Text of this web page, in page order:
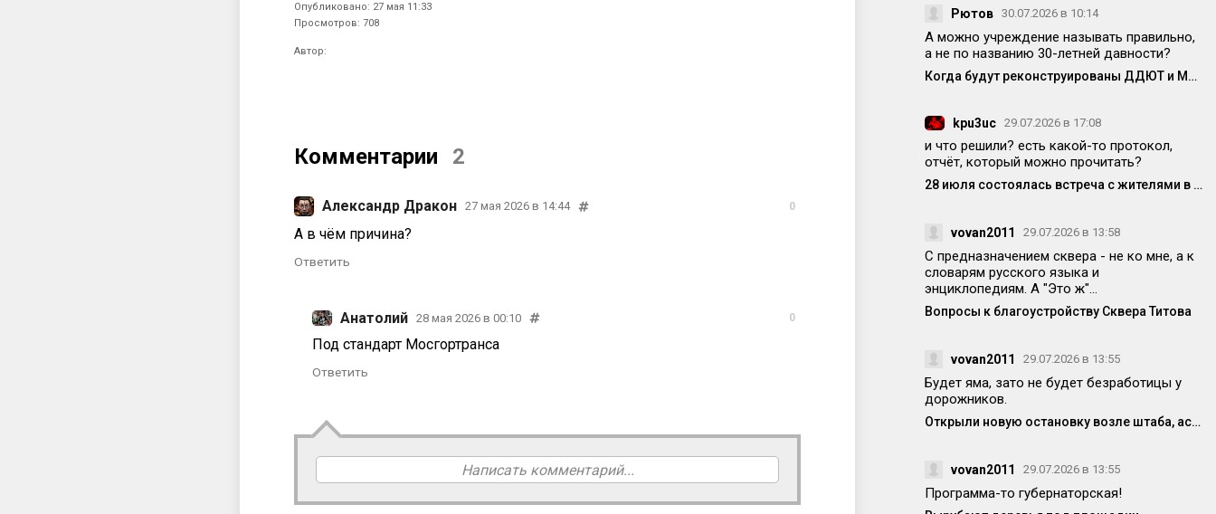
Опубликовано: 27 мая 11:33
Просмотров: 708
Автор:
Комментарии 2
Александр Дракон 27 мая 2026 в 14:44 0
А в чём причина?
Ответить
Анатолий 28 мая 2026 в 00:10 0
Под стандарт Мосгортранса
Ответить
Написать комментарий...
Рютов 30.07.2026 в 10:14
А можно учреждение называть правильно,
а не по названию 30-летней давности?
Когда будут реконструированы ДДЮТ и МЦ?
kpu3uc 29.07.2026 в 17:08
и что решили? есть какой-то протокол,
отчёт, который можно прочитать?
28 июля состоялась встреча с жителями в формате «выездной администрации»
vovan2011 29.07.2026 в 13:58
С предназначением сквера - не ко мне, а к
словарям русского языка и
энциклопедиям. А "Это ж"...
Вопросы к благоустройству Сквера Титова
vovan2011 29.07.2026 в 13:55
Будет яма, зато не будет безработицы у
дорожников.
Открыли новую остановку возле штаба, асфальт уже просел! Кто-то отвечает за качество работ?
vovan2011 29.07.2026 в 13:55
Программа-то губернаторская!